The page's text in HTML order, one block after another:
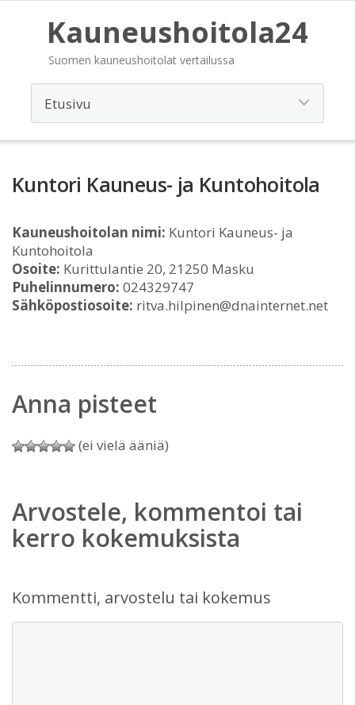
Kauneushoitola24
Suomen kauneushoitolat vertailussa
Kuntori Kauneus- ja Kuntohoitola
Kauneushoitolan nimi: Kuntori Kauneus- ja
Kuntohoitola
Osoite: Kurittulantie 20, 21250 Masku
Puhelinnumero: 024329747
Sähköpostiosoite: ritva.hilpinen@dnainternet.net
Anna pisteet
(ei vielä ääniä)
Arvostele, kommentoi tai
kerro kokemuksista
Kommentti, arvostelu tai kokemus